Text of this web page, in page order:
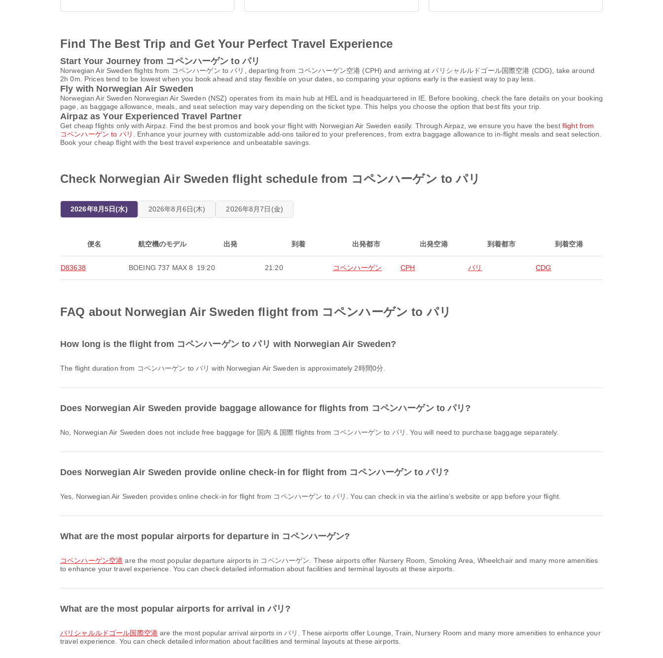
Find The Best Trip and Get Your Perfect Travel Experience
Start Your Journey from コペンハーゲン to パリ
Norwegian Air Sweden flights from コペンハーゲン to パリ, departing from コペンハーゲン空港 (CPH) and arriving at パリシャルルドゴール国際空港 (CDG), take around
2h 0m. Prices tend to be lowest when you book ahead and stay flexible on your dates, so comparing your options early is the easiest way to pay less.
Fly with Norwegian Air Sweden
Norwegian Air Sweden Norwegian Air Sweden (NSZ) operates from its main hub at HEL and is headquartered in IE. Before booking, check the fare details on your booking
page, as baggage allowance, meals, and seat selection may vary depending on the ticket type. This helps you choose the option that best fits your trip.
Airpaz as Your Experienced Travel Partner
Get cheap flights only with Airpaz. Find the best promos and book your flight with Norwegian Air Sweden easily. Through Airpaz, we ensure you have the best flight from
コペンハーゲン to パリ
. Enhance your journey with customizable add-ons tailored to your preferences, from extra baggage allowance to in-flight meals and seat selection.
Book your cheap flight with the best travel experience and unbeatable savings.
Check Norwegian Air Sweden flight schedule from コペンハーゲン to パリ
2026年8月5日(水) 2026年8月6日(木) 2026年8月7日(金)
便名 航空機のモデル 出発 到着 出発都市 出発空港 到着都市 到着空港
D83638 BOEING 737 MAX 8 19:20 21:20 コペンハーゲン CPH パリ CDG
FAQ about Norwegian Air Sweden flight from コペンハーゲン to パリ
How long is the flight from コペンハーゲン to パリ with Norwegian Air Sweden?
The flight duration from コペンハーゲン to パリ with Norwegian Air Sweden is approximately 2時間0分.
Does Norwegian Air Sweden provide baggage allowance for flights from コペンハーゲン to パリ?
No, Norwegian Air Sweden does not include free baggage for 国内 & 国際 flights from コペンハーゲン to パリ. You will need to purchase baggage separately.
Does Norwegian Air Sweden provide online check-in for flight from コペンハーゲン to パリ?
Yes, Norwegian Air Sweden provides online check-in for flight from コペンハーゲン to パリ. You can check in via the airline's website or app before your flight.
What are the most popular airports for departure in コペンハーゲン?
コペンハーゲン空港 are the most popular departure airports in コペンハーゲン. These airports offer Nursery Room, Smoking Area, Wheelchair and many more amenities
to enhance your travel experience. You can check detailed information about facilities and terminal layouts at these airports.
What are the most popular airports for arrival in パリ?
パリシャルルドゴール国際空港are the most popular arrival airports in パリ. These airports offer Lounge, Train, Nursery Room and many more amenities to enhance your
travel experience. You can check detailed information about facilities and terminal layouts at these airports.